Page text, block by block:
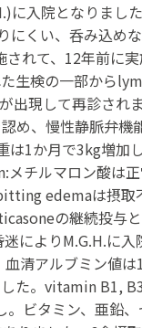
入院となりまし
くい、呑み込め
れて、12年前に
生検の一部から
現して再診さ
、慢性静脈弁
1か月で3kg増加
チルマロン酸は
edemaは摂
の継続投与
によりM.G.H.に
清アルブミン値
。vitamin B1,
ビタミン、亜鉛